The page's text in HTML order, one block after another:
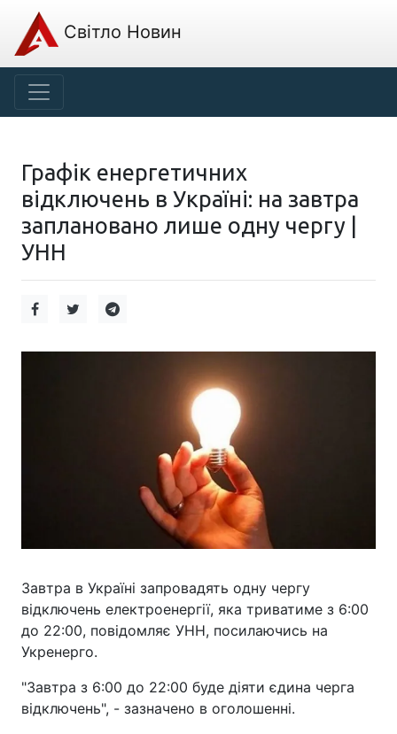
Світло Новин
Графік енергетичних
відключень в Україні: на завтра
заплановано лише одну чергу |
УНН
Завтра в Україні запровадять одну чергу
відключень електроенергії, яка триватиме з 6:00
до 22:00, повідомляє УНН, посилаючись на
Укренерго.
"Завтра з 6:00 до 22:00 буде діяти єдина черга
відключень", - зазначено в оголошенні.